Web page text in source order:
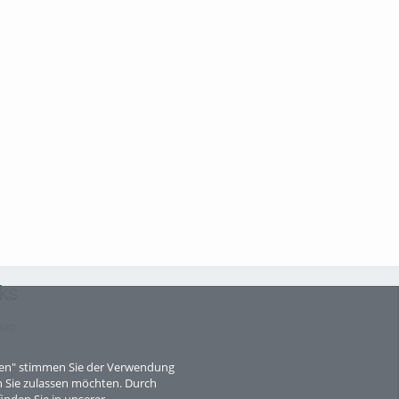
stimmen Sie der Verwendung
zulassen möchten. Durch